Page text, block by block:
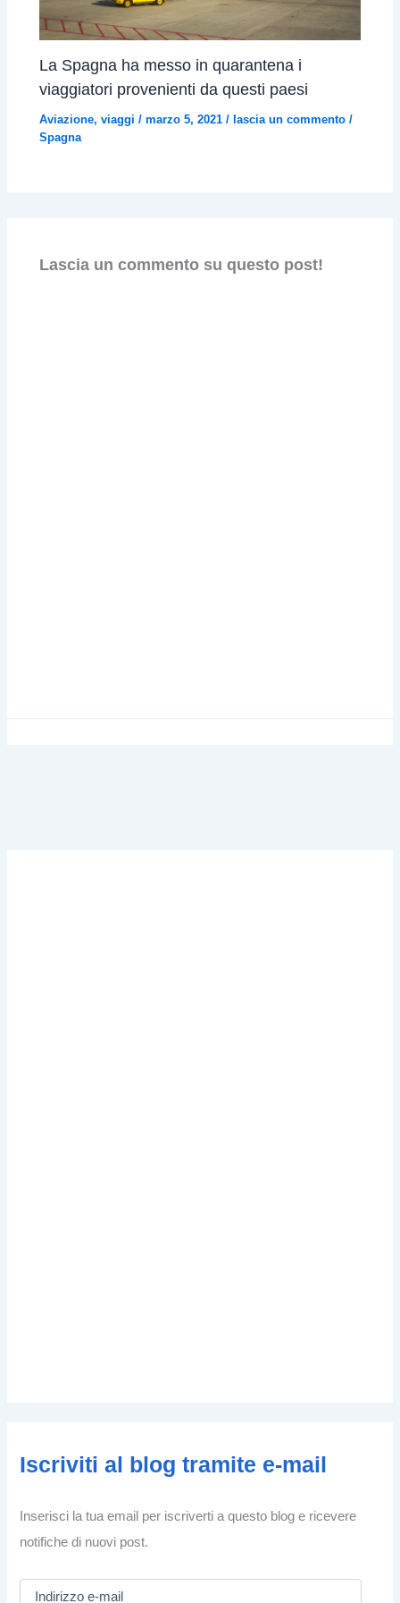
La Spagna ha messo in quarantena i
viaggiatori provenienti da questi paesi
Aviazione,viaggi /marzo 5, 2021/ lascia un commento /
Spagna
Lascia un commento su questo post!
Iscriviti al blog tramite e-mail
Inserisci la tua email per iscriverti a questo blog e ricevere
notifiche di nuovi post.